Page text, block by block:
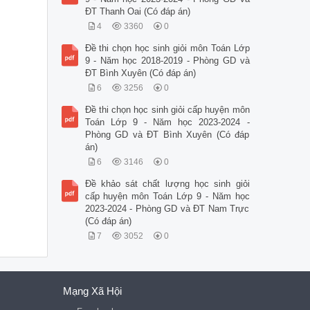
ĐT Thanh Oai (Có đáp án)
4 3360 0
Đề thi chọn học sinh giỏi môn Toán Lớp
9 - Năm học 2018-2019 - Phòng GD và
ĐT Bình Xuyên (Có đáp án)
6 3256 0
Đề thi chọn học sinh giỏi cấp huyện môn
Toán Lớp 9 - Năm học 2023-2024 -
Phòng GD và ĐT Bình Xuyên (Có đáp
án)
6 3146 0
Đề khảo sát chất lượng học sinh giỏi
cấp huyện môn Toán Lớp 9 - Năm học
2023-2024 - Phòng GD và ĐT Nam Trực
(Có đáp án)
7 3052 0
Mạng Xã Hội